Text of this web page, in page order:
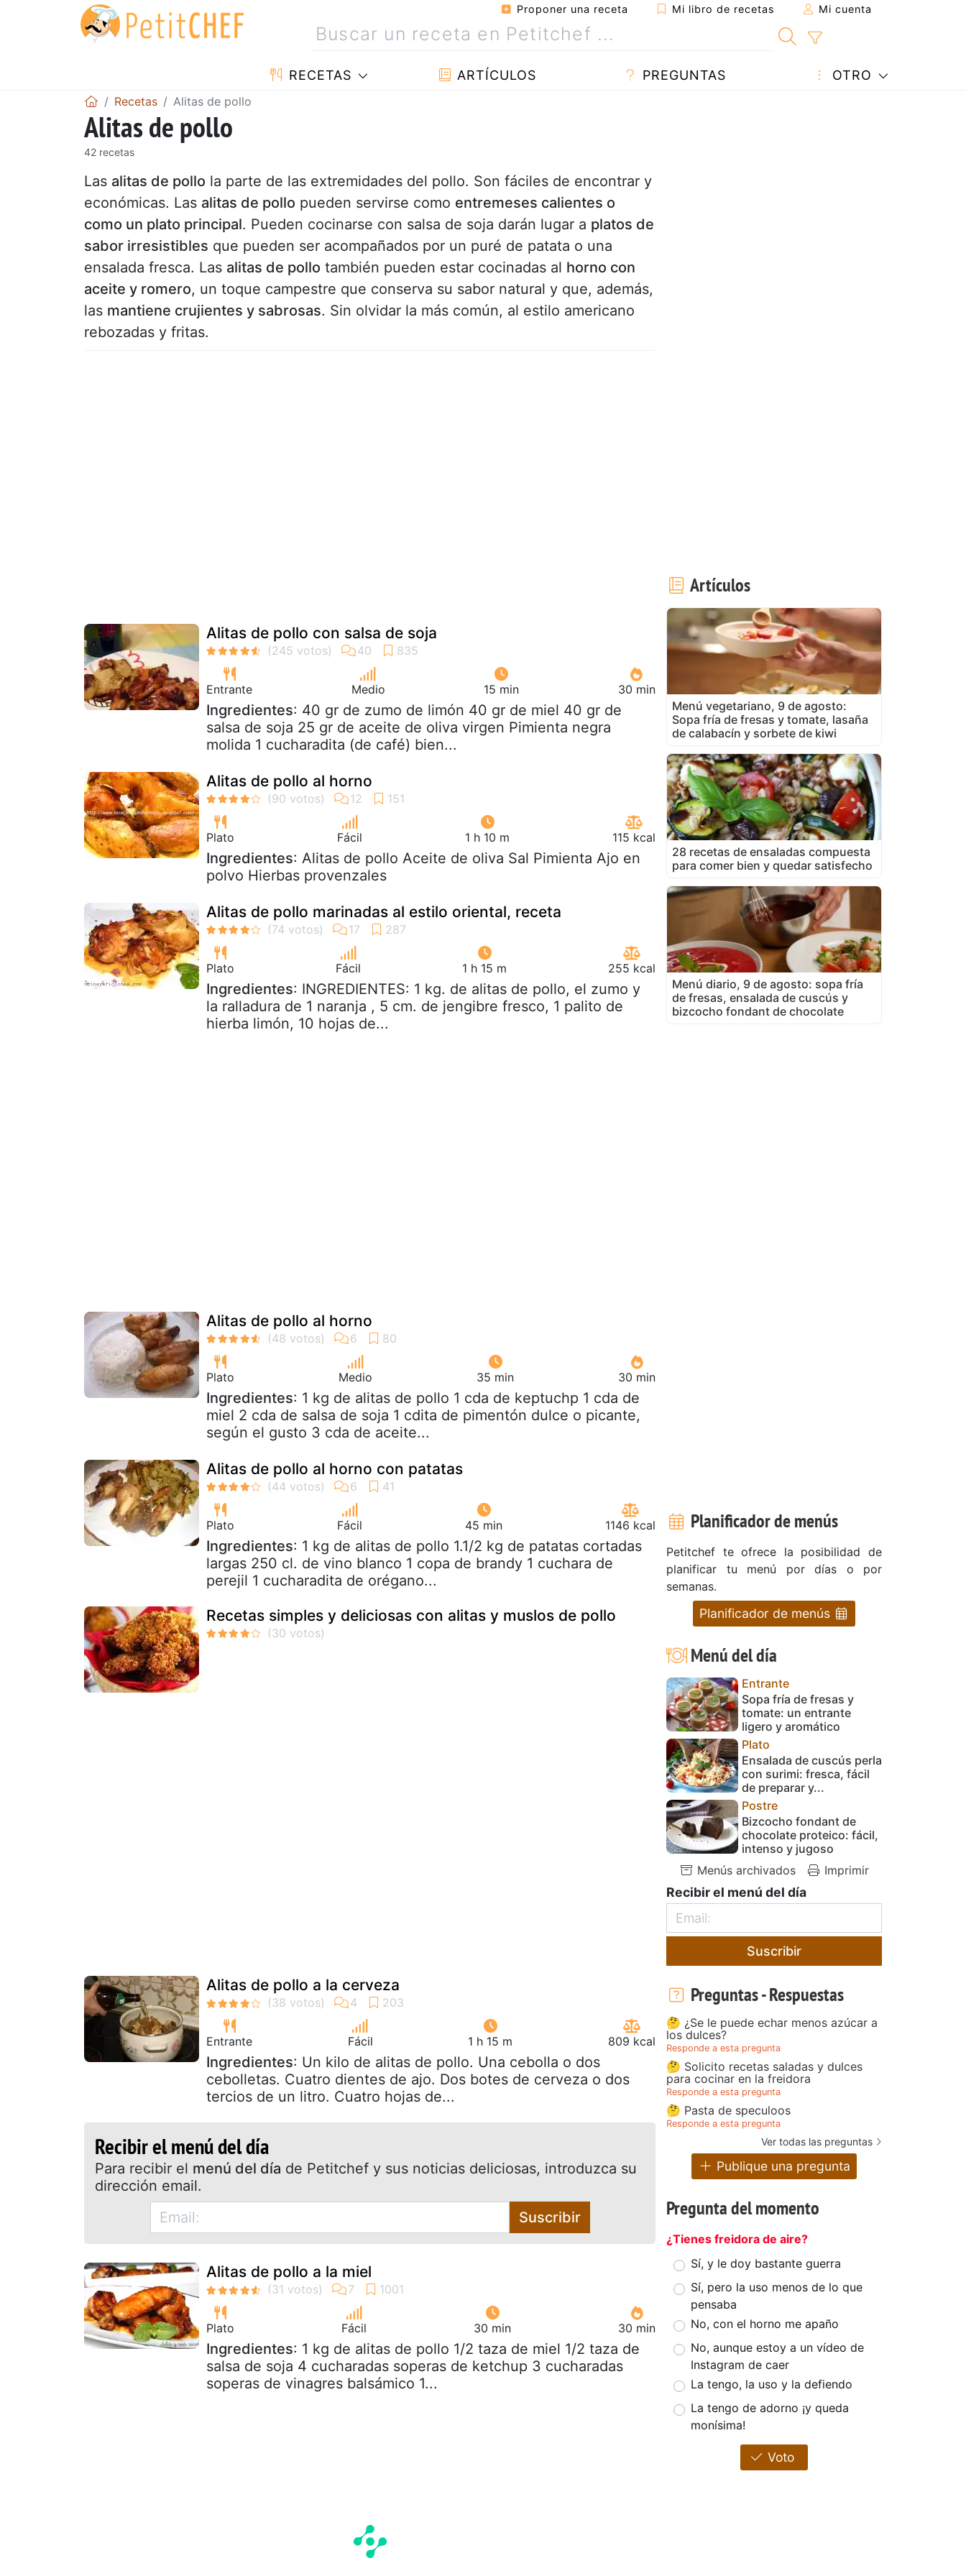
Proponer una receta Mi libro de recetas Mi cuenta
RECETAS ARTÍCULOS PREGUNTAS OTRO
Recetas Alitas de pollo
Alitas de pollo
42 recetas
Las alitas de pollo la parte de las extremidades del pollo. Son fáciles de encontrar y
económicas. Las alitas de pollo pueden servirse como entremeses calientes o
como un plato principal. Pueden cocinarse con salsa de soja darán lugar a platos de
sabor irresistibles que pueden ser acompañados por un puré de patata o una
ensalada fresca. Las alitas de pollo también pueden estar cocinadas al horno con
aceite y romero, un toque campestre que conserva su sabor natural y que, además,
las mantiene crujientes y sabrosas. Sin olvidar la más común, al estilo americano
rebozadas y fritas.
Alitas de pollo con salsa de soja
Entrante Medio 15 min 30 min
Ingredientes: 40 gr de zumo de limón 40 gr de miel 40 gr de
salsa de soja 25 gr de aceite de oliva virgen Pimienta negra
molida 1 cucharadita (de café) bien...
Alitas de pollo al horno
Plato Fácil 1 h 10 m 115 kcal
Ingredientes: Alitas de pollo Aceite de oliva Sal Pimienta Ajo en
polvo Hierbas provenzales
Alitas de pollo marinadas al estilo oriental, receta
Plato Fácil 1 h 15 m 255 kcal
Ingredientes: INGREDIENTES: 1 kg. de alitas de pollo, el zumo y
la ralladura de 1 naranja , 5 cm. de jengibre fresco, 1 palito de
hierba limón, 10 hojas de...
Alitas de pollo al horno
Plato Medio 35 min 30 min
Ingredientes: 1 kg de alitas de pollo 1 cda de keptuchp 1 cda de
miel 2 cda de salsa de soja 1 cdita de pimentón dulce o picante,
según el gusto 3 cda de aceite...
Alitas de pollo al horno con patatas
Plato Fácil 45 min 1146 kcal
Ingredientes: 1 kg de alitas de pollo 1.1/2 kg de patatas cortadas
largas 250 cl. de vino blanco 1 copa de brandy 1 cuchara de
perejil 1 cucharadita de orégano...
Recetas simples y deliciosas con alitas y muslos de pollo
Alitas de pollo a la cerveza
Entrante Fácil 1 h 15 m 809 kcal
Ingredientes: Un kilo de alitas de pollo. Una cebolla o dos
cebolletas. Cuatro dientes de ajo. Dos botes de cerveza o dos
tercios de un litro. Cuatro hojas de...
Recibir el menú del día
Para recibir el menú del día de Petitchef y sus noticias deliciosas, introduzca su
dirección email.
Suscribir
Alitas de pollo a la miel
Plato Fácil 30 min 30 min
Ingredientes: 1 kg de alitas de pollo 1/2 taza de miel 1/2 taza de
salsa de soja 4 cucharadas soperas de ketchup 3 cucharadas
soperas de vinagres balsámico 1...
Artículos
Menú vegetariano, 9 de agosto:
Sopa fría de fresas y tomate, lasaña
de calabacín y sorbete de kiwi
28 recetas de ensaladas compuesta
para comer bien y quedar satisfecho
Menú diario, 9 de agosto: sopa fría
de fresas, ensalada de cuscús y
bizcocho fondant de chocolate
Planificador de menús
Petitchef te ofrece la posibilidad de
planificar tu menú por días o por
semanas.
Planificador de menús
Menú del día
Entrante
Sopa fría de fresas y
tomate: un entrante
ligero y aromático
Plato
Ensalada de cuscús perla
con surimi: fresca, fácil
de preparar y...
Postre
Bizcocho fondant de
chocolate proteico: fácil,
intenso y jugoso
Menús archivados
Imprimir
Recibir el menú del día
Suscribir
Preguntas - Respuestas
🤔 ¿Se le puede echar menos azúcar a
los dulces?
Responde a esta pregunta
🤔 Solicito recetas saladas y dulces
para cocinar en la freidora
Responde a esta pregunta
🤔 Pasta de speculoos
Responde a esta pregunta
Ver todas las preguntas
Publique una pregunta
Pregunta del momento
¿Tienes freidora de aire?
Sí, y le doy bastante guerra
Sí, pero la uso menos de lo que
pensaba
No, con el horno me apaño
No, aunque estoy a un vídeo de
Instagram de caer
La tengo, la uso y la defiendo
La tengo de adorno ¡y queda
monísima!
Voto